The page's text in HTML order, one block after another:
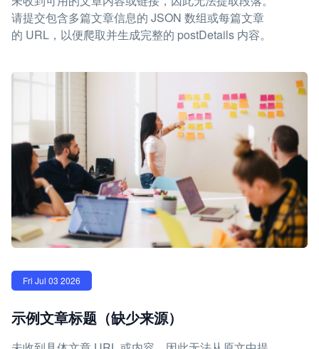
请提交包含多篇文章信息的 JSON 数组或每篇文章
的 URL，以便爬取并生成完整的 postDetails 内容。
Fri Jul 03 2026
示例文章标题（缺少来源）